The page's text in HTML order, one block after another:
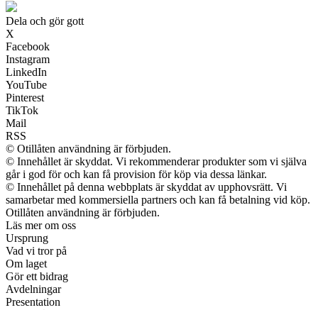
Dela och gör gott
X
Facebook
Instagram
LinkedIn
YouTube
Pinterest
TikTok
Mail
RSS
© Otillåten användning är förbjuden.
© Innehållet är skyddat. Vi rekommenderar produkter som vi själva
går i god för och kan få provision för köp via dessa länkar.
© Innehållet på denna webbplats är skyddat av upphovsrätt. Vi
samarbetar med kommersiella partners och kan få betalning vid köp.
Otillåten användning är förbjuden.
Läs mer om oss
Ursprung
Vad vi tror på
Om laget
Gör ett bidrag
Avdelningar
Presentation